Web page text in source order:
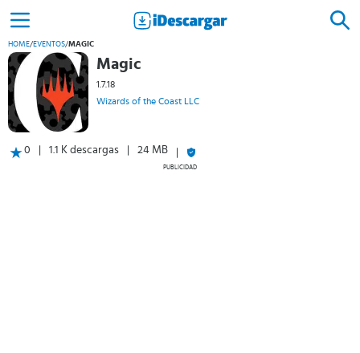
HOME/EVENTOS/MAGIC
Magic
1.7.18
Wizards of the Coast LLC
0 1.1 K descargas 24 MB
PUBLICIDAD